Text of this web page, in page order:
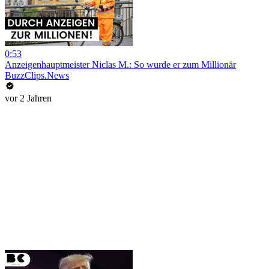
0:53
Anzeigenhauptmeister Niclas M.: So wurde er zum Millionär
BuzzClips.News
vor 2 Jahren